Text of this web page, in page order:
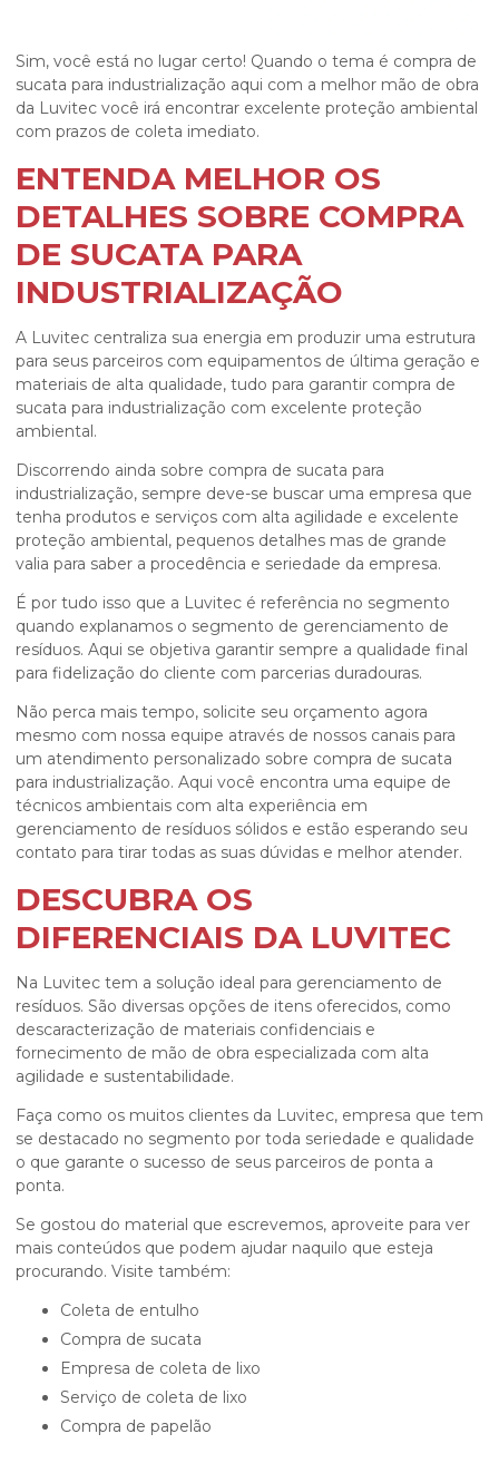
Sim, você está no lugar certo! Quando o tema é compra de
sucata para industrialização aqui com a melhor mão de obra
da Luvitec você irá encontrar excelente proteção ambiental
com prazos de coleta imediato.
ENTENDA MELHOR OS
DETALHES SOBRE COMPRA
DE SUCATA PARA
INDUSTRIALIZAÇÃO
A Luvitec centraliza sua energia em produzir uma estrutura
para seus parceiros com equipamentos de última geração e
materiais de alta qualidade, tudo para garantir compra de
sucata para industrialização com excelente proteção
ambiental.
Discorrendo ainda sobre compra de sucata para
industrialização, sempre deve-se buscar uma empresa que
tenha produtos e serviços com alta agilidade e excelente
proteção ambiental, pequenos detalhes mas de grande
valia para saber a procedência e seriedade da empresa.
É por tudo isso que a Luvitec é referência no segmento
quando explanamos o segmento de gerenciamento de
resíduos. Aqui se objetiva garantir sempre a qualidade final
para fidelização do cliente com parcerias duradouras.
Não perca mais tempo, solicite seu orçamento agora
mesmo com nossa equipe através de nossos canais para
um atendimento personalizado sobre compra de sucata
para industrialização. Aqui você encontra uma equipe de
técnicos ambientais com alta experiência em
gerenciamento de resíduos sólidos e estão esperando seu
contato para tirar todas as suas dúvidas e melhor atender.
DESCUBRA OS
DIFERENCIAIS DA LUVITEC
Na Luvitec tem a solução ideal para gerenciamento de
resíduos. São diversas opções de itens oferecidos, como
descaracterização de materiais confidenciais e
fornecimento de mão de obra especializada com alta
agilidade e sustentabilidade.
Faça como os muitos clientes da Luvitec, empresa que tem
se destacado no segmento por toda seriedade e qualidade
o que garante o sucesso de seus parceiros de ponta a
ponta.
Se gostou do material que escrevemos, aproveite para ver
mais conteúdos que podem ajudar naquilo que esteja
procurando. Visite também:
coleta de entulho
compra de sucata
empresa de coleta de lixo
serviço de coleta de lixo
compra de papelão